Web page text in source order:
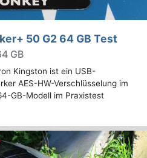
50 G2 64 GB Test
GB
Kingston ist ein USB-
AES-HW-Verschlüsselung im
GB-Modell im Praxistest